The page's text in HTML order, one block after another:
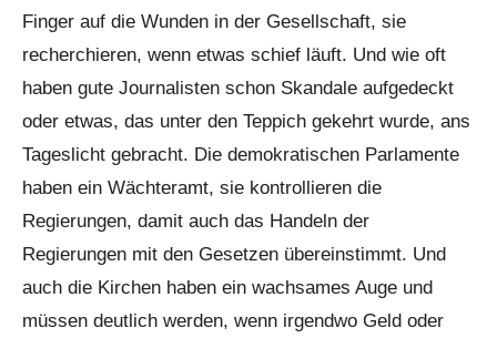
Finger auf die Wunden in der Gesellschaft, sie
recherchieren, wenn etwas schief läuft. Und wie oft
haben gute Journalisten schon Skandale aufgedeckt
oder etwas, das unter den Teppich gekehrt wurde, ans
Tageslicht gebracht. Die demokratischen Parlamente
haben ein Wächteramt, sie kontrollieren die
Regierungen, damit auch das Handeln der
Regierungen mit den Gesetzen übereinstimmt. Und
auch die Kirchen haben ein wachsames Auge und
müssen deutlich werden, wenn irgendwo Geld oder